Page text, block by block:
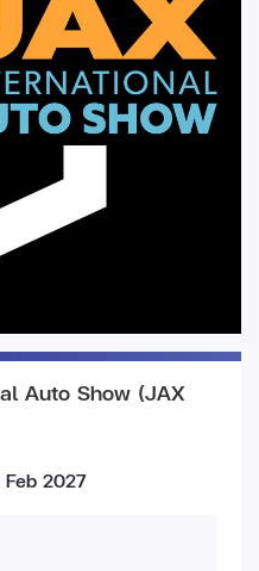
Auto Show (JAX
2027